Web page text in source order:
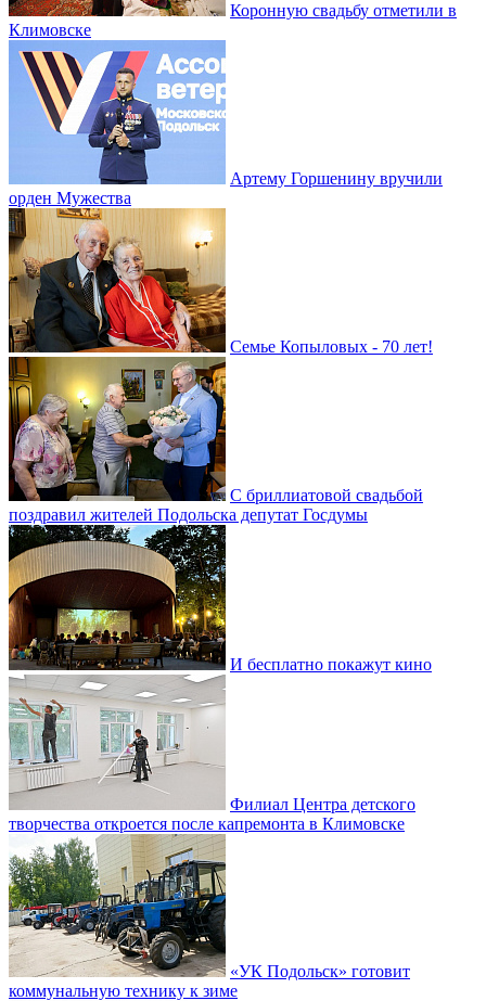
Коронную свадьбу отметили в
Климовске
Артему Горшенину вручили
орден Мужества
Семье Копыловых - 70 лет!
С бриллиатовой свадьбой
поздравил жителей Подольска депутат Госдумы
И бесплатно покажут кино
Филиал Центра детского
творчества откроется после капремонта в Климовске
«УК Подольск» готовит
коммунальную технику к зиме